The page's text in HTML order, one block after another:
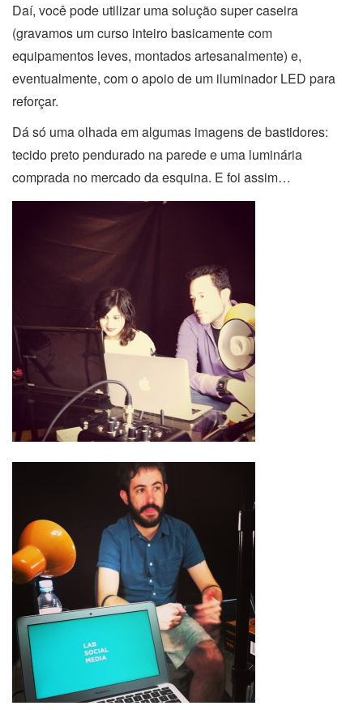
Daí, você pode utilizar uma solução super caseira
(gravamos um curso inteiro basicamente com
equipamentos leves, montados artesanalmente) e,
eventualmente, com o apoio de um iluminador LED para
reforçar.
Dá só uma olhada em algumas imagens de bastidores:
tecido preto pendurado na parede e uma luminária
comprada no mercado da esquina. E foi assim…